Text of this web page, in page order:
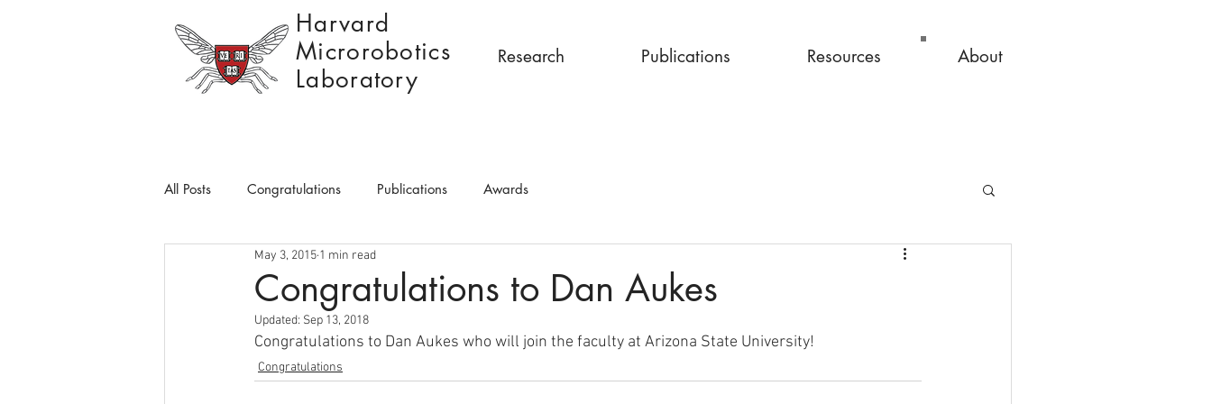
Harvard
Microrobotics
Laboratory
Research Publications Resources About
All Posts Congratulations Publications Awards
Congratulations to Dan Aukes
May 3, 2015 1 min read
Updated: Sep 13, 2018
Congratulations to Dan Aukes who will join the faculty at Arizona State University!
Congratulations